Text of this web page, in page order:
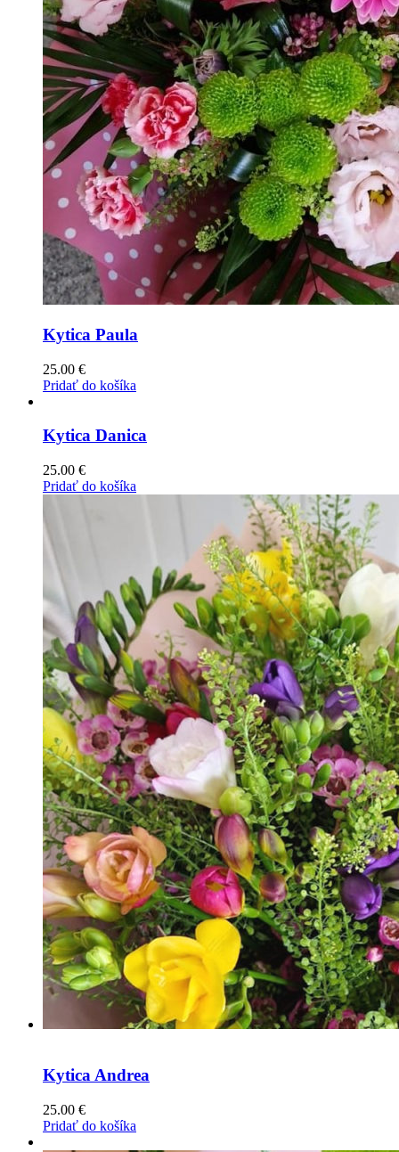
Kytica Paula
25.00 €
Pridať do košíka
Kytica Danica
25.00 €
Pridať do košíka
Kytica Andrea
25.00 €
Pridať do košíka